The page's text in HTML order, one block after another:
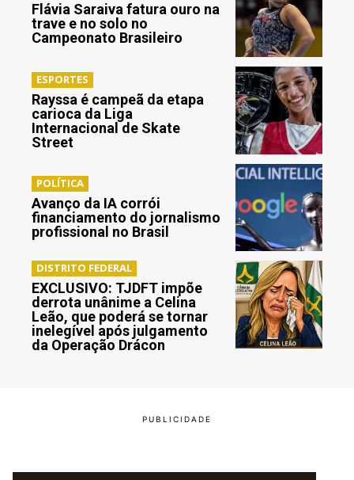
Flávia Saraiva fatura ouro na
trave e no solo no
Campeonato Brasileiro
ESPORTES
Rayssa é campeã da etapa
carioca da Liga
Internacional de Skate
Street
POLÍTICA
Avanço da IA corrói
financiamento do jornalismo
profissional no Brasil
DISTRITO FEDERAL
EXCLUSIVO: TJDFT impõe
derrota unânime a Celina
Leão, que poderá se tornar
inelegível após julgamento
da Operação Drácon